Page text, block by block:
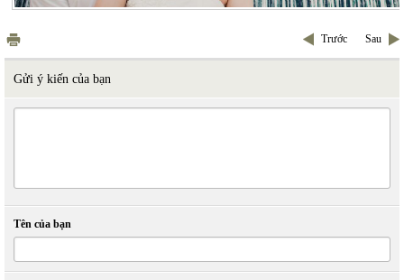
Trước Sau
Gửi ý kiến của bạn
Tên của bạn